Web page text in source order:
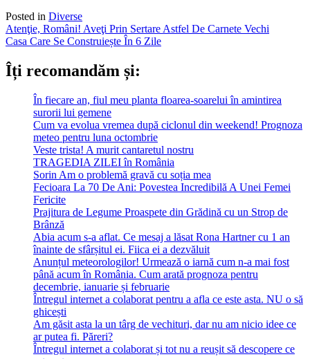
Posted in Diverse
Post
navigation
Atenţie, Români! Aveţi Prin Sertare Astfel De Carnete Vechi
Casa Care Se Construiește În 6 Zile
Îți recomandăm și:
În fiecare an, fiul meu planta floarea-soarelui în amintirea
surorii lui gemene
Cum va evolua vremea după ciclonul din weekend! Prognoza
meteo pentru luna octombrie
Veste trista! A murit cantaretul nostru
TRAGEDIA ZILEI în România
Sorin Am o problemă gravă cu soția mea
Fecioara La 70 De Ani: Povestea Incredibilă A Unei Femei
Fericite
Prajitura de Legume Proaspete din Grădină cu un Strop de
Brânză
Abia acum s-a aflat. Ce mesaj a lăsat Rona Hartner cu 1 an
înainte de sfârșitul ei. Fiica ei a dezvăluit
Anunțul meteorologilor! Urmează o iarnă cum n-a mai fost
până acum în România. Cum arată prognoza pentru
decembrie, ianuarie și februarie
Întregul internet a colaborat pentru a afla ce este asta. NU o să
ghicești
Am găsit asta la un târg de vechituri, dar nu am nicio idee ce
ar putea fi. Păreri?
Întregul internet a colaborat și tot nu a reușit să descopere ce